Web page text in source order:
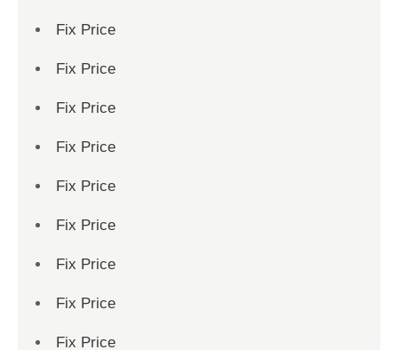
Fix Price
Fix Price
Fix Price
Fix Price
Fix Price
Fix Price
Fix Price
Fix Price
Fix Price